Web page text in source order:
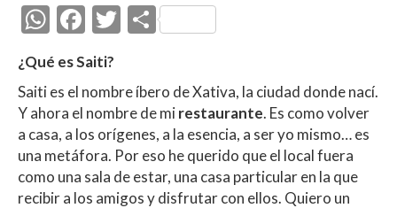
W
h
at
s
A
p
p
F
ac
e
b
o
o
k
T
er
C
p
ar
ti
r
¿Qué es Saiti?
Saiti es el nombre íbero de Xativa, la ciudad donde nací.
Y ahora el nombre de mirestaurante. Es como volver
a casa, a los orígenes, a la esencia, a ser yo mismo… es
una metáfora. Por eso he querido que el local fuera
como una sala de estar, una casa particular en la que
recibir a los amigos y disfrutar con ellos. Quiero un